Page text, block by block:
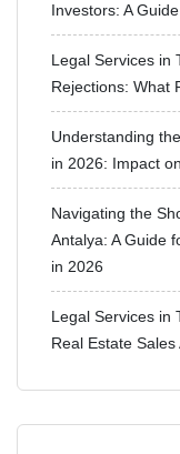
Investors: A
Legal Services in
Rejections: What
Understanding
in 2026: Impact
Navigating the
Antalya: A Guide
in 2026
Legal Services in
Real Estate